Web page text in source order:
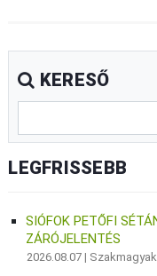
KERESŐ
LEGFRISSEBB
SIÓFOK PETŐFI
ZÁRÓJELENTÉS
2026.08.07 |